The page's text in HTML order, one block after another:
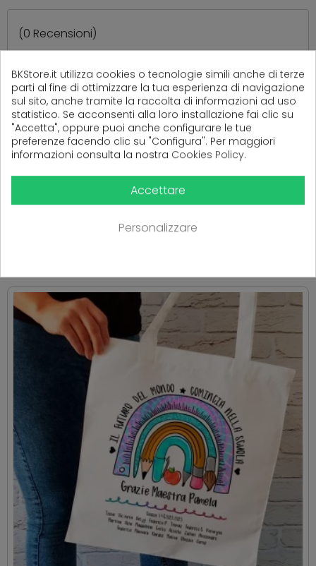
(0 Recensioni)
Ancora nessuna recensione da parte degli utenti.
PRODOTTI CORRELATI
BKStore.it utilizza cookies o tecnologie simili anche di terze
parti al fine di ottimizzare la tua esperienza di navigazione
sul sito, anche tramite la raccolta di informazioni ad uso
statistico. Se acconsenti alla loro installazione fai clic su
"Accetta", oppure puoi anche configurare le tue
preferenze facendo clic su "Configura". Per maggiori
informazioni consulta la nostra Cookies Policy.
Accettare
Personalizzare